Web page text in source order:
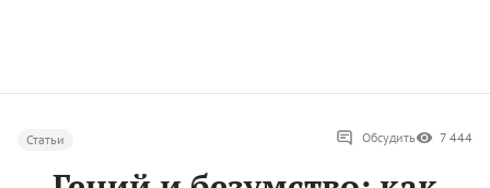
Статьи Обсудить 7 444